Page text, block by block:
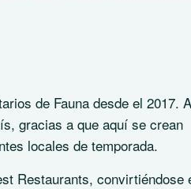
de Fauna desde el 2017.
gracias a que aquí se crean
locales de temporada.
Restaurants, convirtiéndose